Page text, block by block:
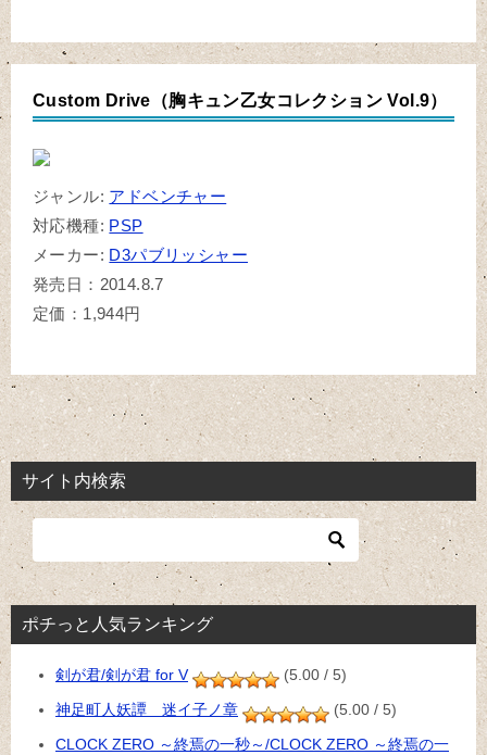
Custom Drive（胸キュン乙女コレクション Vol.9）
ジャンル: アドベンチャー
対応機種: PSP
メーカー: D3パブリッシャー
発売日：2014.8.7
定価：1,944円
サイト内検索
ポチっと人気ランキング
剣が君/剣が君 for V
(5.00 / 5)
神足町人妖譚 迷イ子ノ章
(5.00 / 5)
CLOCK ZERO ～終焉の一秒～/CLOCK ZERO ～終焉の一